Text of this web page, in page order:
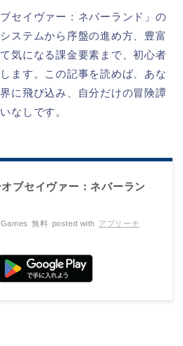
セイヴァー：ネバーランド」の
ステムから序盤の進め方、豊富
気になる課金要素まで、初心者
ます。この記事を読めば、あな
に飛び込み、自分だけの冒険譚
なしです。
ブセイヴァー：ネバーラン
無料 posted with アプリーチ